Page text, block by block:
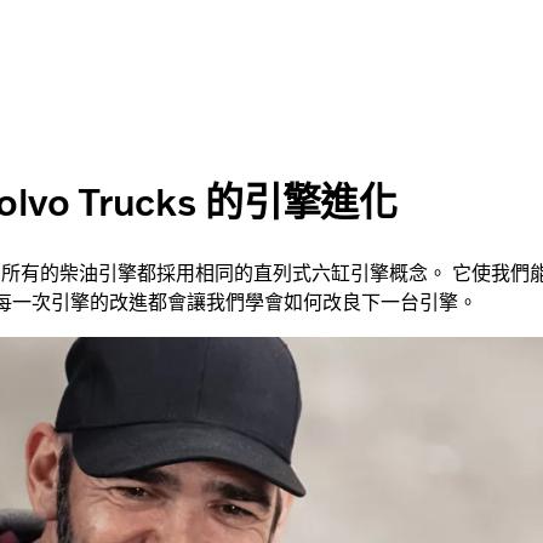
Trucks 的引擎進化
有的柴油引擎都採用相同的直列式六缸引擎概念。 它使我們
一次引擎的改進都會讓我們學會如何改良下一台引擎。